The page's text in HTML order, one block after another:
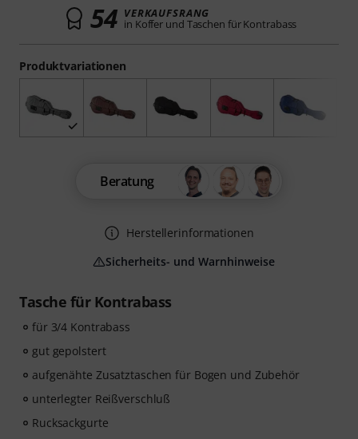
Tasche für Kontrabass
für 3/4 Kontrabass
gut gepolstert
aufgenähte Zusatztaschen für Bogen und Zubehör
unterlegter Reißverschluß
Rucksackgurte
Produktvariationen
54 VERKAUFSRANG
in Koffer und Taschen für Kontrabass
Beratung
Herstellerinformationen
Sicherheits- und Warnhinweise